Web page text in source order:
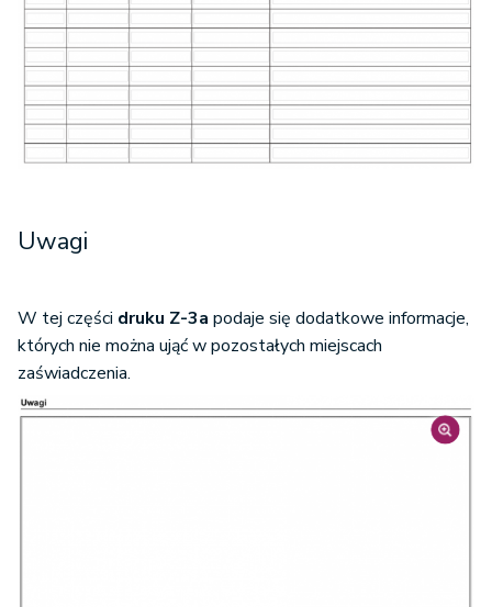
Uwagi
W tej części druku Z-3a podaje się dodatkowe informacje,
których nie można ująć w pozostałych miejscach
zaświadczenia.